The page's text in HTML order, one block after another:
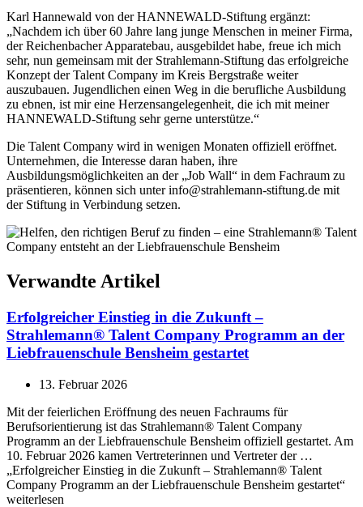
Karl Hannewald von der HANNEWALD-Stiftung ergänzt:
„Nachdem ich über 60 Jahre lang junge Menschen in meiner Firma,
der Reichenbacher Apparatebau, ausgebildet habe, freue ich mich
sehr, nun gemeinsam mit der Strahlemann-Stiftung das erfolgreiche
Konzept der Talent Company im Kreis Bergstraße weiter
auszubauen. Jugendlichen einen Weg in die berufliche Ausbildung
zu ebnen, ist mir eine Herzensangelegenheit, die ich mit meiner
HANNEWALD-Stiftung sehr gerne unterstütze.“
Die Talent Company wird in wenigen Monaten offiziell eröffnet.
Unternehmen, die Interesse daran haben, ihre
Ausbildungsmöglichkeiten an der „Job Wall“ in dem Fachraum zu
präsentieren, können sich unter info@strahlemann-stiftung.de mit
der Stiftung in Verbindung setzen.
Verwandte Artikel
Erfolgreicher Einstieg in die Zukunft –
Strahlemann® Talent Company Programm an der
Liebfrauenschule Bensheim gestartet
13. Februar 2026
Mit der feierlichen Eröffnung des neuen Fachraums für
Berufsorientierung ist das Strahlemann® Talent Company
Programm an der Liebfrauenschule Bensheim offiziell gestartet. Am
10. Februar 2026 kamen Vertreterinnen und Vertreter der …
„Erfolgreicher Einstieg in die Zukunft – Strahlemann® Talent
Company Programm an der Liebfrauenschule Bensheim gestartet“
weiterlesen